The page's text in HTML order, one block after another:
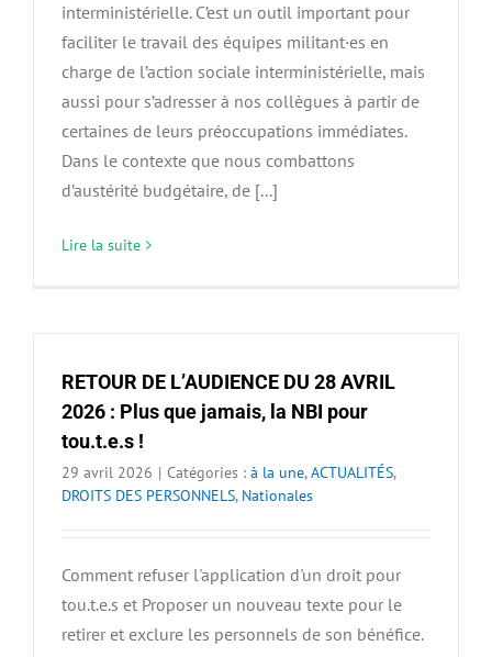
interministérielle. C’est un outil important pour
faciliter le travail des équipes militant·es en
charge de l’action sociale interministérielle, mais
aussi pour s’adresser à nos collègues à partir de
certaines de leurs préoccupations immédiates.
Dans le contexte que nous combattons
d’austérité budgétaire, de [...]
Lire la suite
RETOUR DE L’AUDIENCE DU 28 AVRIL
2026 : Plus que jamais, la NBI pour
tou.t.e.s !
29 avril 2026 | Catégories : à la une,ACTUALITÉS,
DROITS DES PERSONNELS, Nationales
Comment refuser l'application d'un droit pour
tou.t.e.s et Proposer un nouveau texte pour le
retirer et exclure les personnels de son bénéfice.